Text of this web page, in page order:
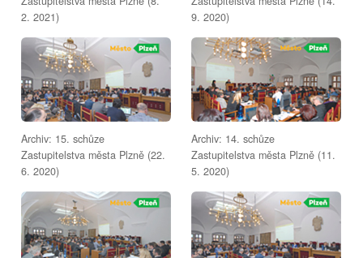
2. 2021)
9. 2020)
Archiv: 15. schůze
Zastupitelstva města Plzně (22.
6. 2020)
Archiv: 14. schůze
Zastupitelstva města Plzně (11.
5. 2020)